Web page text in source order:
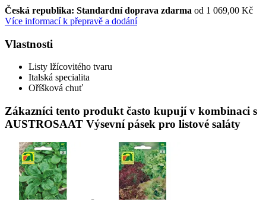
Česká republika: Standardní doprava zdarma od 1 069,00 Kč
Více informací k přepravě a dodání
Vlastnosti
Listy lžícovitého tvaru
Italská specialita
Oříšková chuť
Zákazníci tento produkt často kupují v kombinaci s
AUSTROSAAT Výsevní pásek pro listové saláty